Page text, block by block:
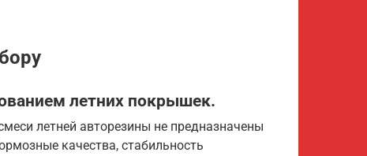
летних покрышек.
летней авторезины не предназначены
качества, стабильность